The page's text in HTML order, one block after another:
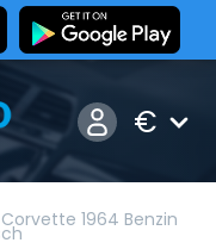
€
1964 Benzin